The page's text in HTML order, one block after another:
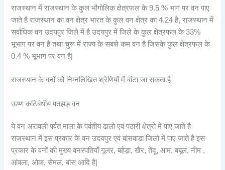
राजस्थान में राजस्थान के कुल भौगोलिक क्षेत्रफल के 9.5 % भाग पर वन पाए
जाते है राजस्थान का वन क्षेत्र भारत के कुल वन क्षेत्र का 4.24 है, राजस्थान में
सर्वाधिक वन उदयपुर जिले में है उदयपुर में जिले के कुल क्षेत्रफल के 33%
भूभाग पर वन है तथा चुरू में राज्य के सबसे कम वन है जिसके कुल क्षेत्रफल के
0.4 % भूभाग पर वन है|
राजस्थान के वनों को निम्नलिखित श्रेणियों में बांटा जा सकता है
ऊष्ण कटिबंधीय पतझड़ वन
ये वन अरावली पर्वत माला के पर्वतीय ढालो एवं पठारी क्षेत्रो में पाए जाते है
राजस्थान में इस प्रकार के वन उदयपुर एवं बांसवाडा जिलो में पाए जाते है इस
प्रकार के वनों की मुख्य वनस्पतियाँ गूलर, बहेड़ा, खैर, तेंदू, आम, बबूल, नीम ,
आंवला, ओक, सेमल, बांस आदि है|